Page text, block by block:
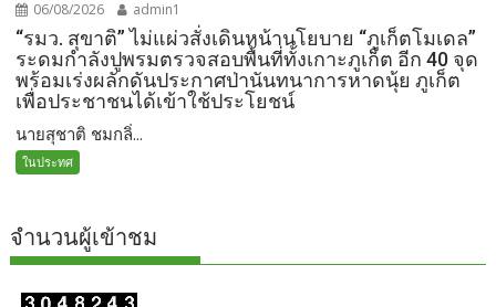
06/08/2026 admin1
“รมว. สุขาติ” ไม่แผ่วสั่งเดินหน้านโยบาย “ภูเก็ตโมเดล”
ระดมกำลังปูพรมตรวจสอบพื้นที่ทั้งเกาะภูเก็ต อีก 40 จุด
พร้อมเร่งผลักดันประกาศป่านันทนาการหาดนุ้ย ภูเก็ต
เพื่อประชาชนได้เข้าใช้ประโยชน์
นายสุชาติ ชมกลิ่...
ในประทศ
จำนวนผู้เข้าชม